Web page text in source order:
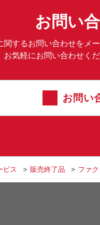
お問い
関するお問い合わせをメ
お気軽にお問い合わせくだ
お問い
ビス 販売終了品 ファ